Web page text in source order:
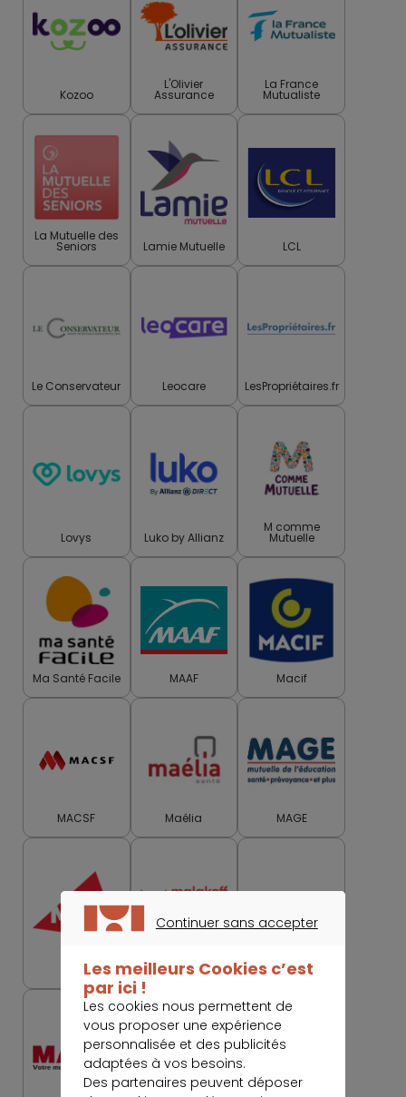
Kozoo
L'Olivier
Assurance
La France
Mutualiste
La Mutuelle des
Seniors Lamie Mutuelle LCL
Le Conservateur Leocare LesPropriétaires.fr
Lovys Luko by Allianz
M comme
Mutuelle
Ma Santé Facile MAAF Macif
MACSF Maélia MAGE
MAIF Humanis Matmut
Continuer sans accepter
Les meilleurs Cookies c’est
par ici !
Les cookies nous permettent de
vous proposer une expérience
personnalisée et des publicités
adaptées à vos besoins.
Des partenaires peuvent déposer